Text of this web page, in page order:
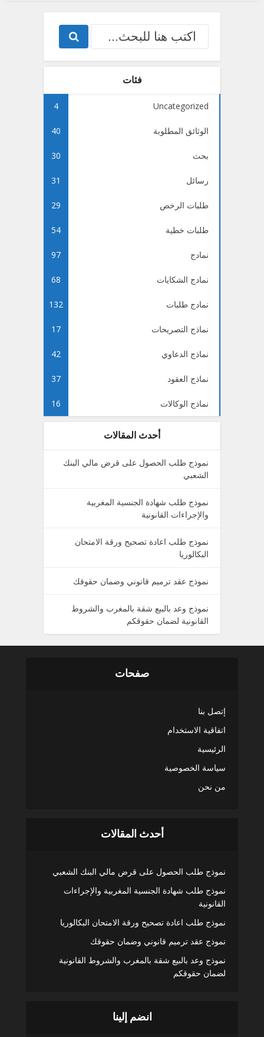
فئات
Uncategorized
4
الوثائق المطلوبة 40
بحث 30
رسائل 31
طلبات الرخص 29
طلبات خطية 54
نمادج 97
نمادج الشكايات 68
نمادج طلبات 132
نماذج التصريحات 17
نماذج الدعاوي 42
نماذج العقود 37
نماذج الوكالات 16
أحدث المقالات
نموذج طلب الحصول على قرض مالي البنك
الشعبي
نموذج طلب شهادة الجنسية المغربية
والإجراءات القانونية
نموذج طلب اعادة تصحيح ورقة الامتحان
البكالوريا
نموذج عقد ترميم قانوني وضمان حقوقك
نموذج وعد بالبيع شقة بالمغرب والشروط
القانونية لضمان حقوقكم
صفحات
إتصل بنا
اتفاقية الاستخدام
الرئيسية
سياسة الخصوصية
من نحن
أحدث المقالات
نموذج طلب الحصول على قرض مالي البنك الشعبي
نموذج طلب شهادة الجنسية المغربية والإجراءات
القانونية
نموذج طلب اعادة تصحيح ورقة الامتحان البكالوريا
نموذج عقد ترميم قانوني وضمان حقوقك
نموذج وعد بالبيع شقة بالمغرب والشروط القانونية
لضمان حقوقكم
انضم إلينا